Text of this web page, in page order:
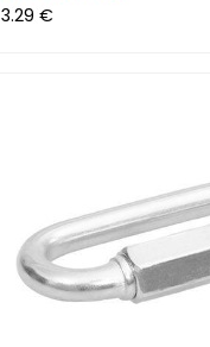
3.29 €